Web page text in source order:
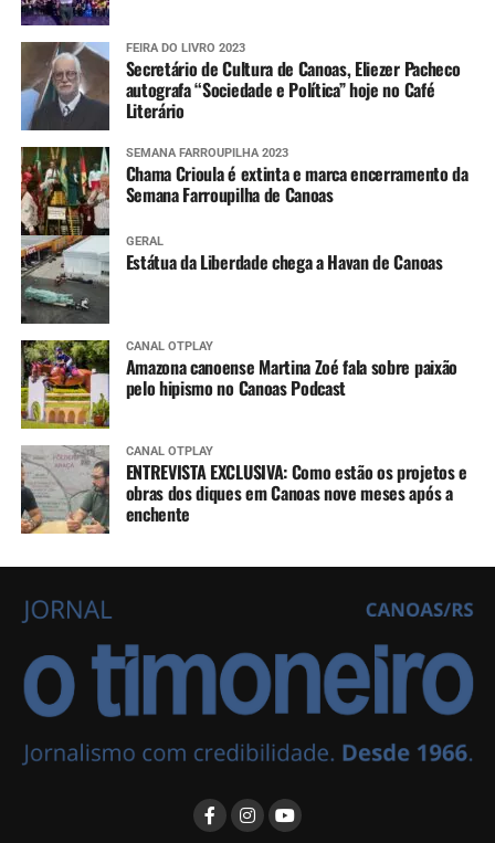
FEIRA DO LIVRO 2023
Secretário de Cultura de Canoas, Eliezer Pacheco
autografa “Sociedade e Política” hoje no Café
Literário
SEMANA FARROUPILHA 2023
Chama Crioula é extinta e marca encerramento da
Semana Farroupilha de Canoas
GERAL
Estátua da Liberdade chega a Havan de Canoas
CANAL OTPLAY
Amazona canoense Martina Zoé fala sobre paixão
pelo hipismo no Canoas Podcast
CANAL OTPLAY
ENTREVISTA EXCLUSIVA: Como estão os projetos e
obras dos diques em Canoas nove meses após a
enchente